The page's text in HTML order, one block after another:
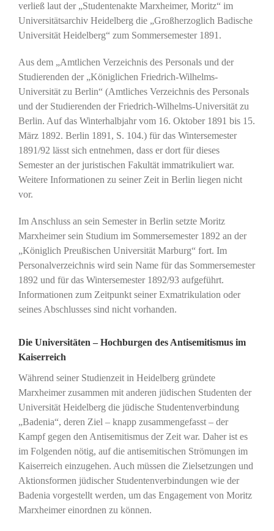
verließ laut der „Studentenakte Marxheimer, Moritz“ im
Universitätsarchiv Heidelberg die „Großherzoglich Badische
Universität Heidelberg“ zum Sommersemester 1891.
Aus dem „Amtlichen Verzeichnis des Personals und der
Studierenden der „Königlichen Friedrich-Wilhelms-
Universität zu Berlin“ (Amtliches Verzeichnis des Personals
und der Studierenden der Friedrich-Wilhelms-Universität zu
Berlin. Auf das Winterhalbjahr vom 16. Oktober 1891 bis 15.
März 1892. Berlin 1891, S. 104.) für das Wintersemester
1891/92 lässt sich entnehmen, dass er dort für dieses
Semester an der juristischen Fakultät immatrikuliert war.
Weitere Informationen zu seiner Zeit in Berlin liegen nicht
vor.
Im Anschluss an sein Semester in Berlin setzte Moritz
Marxheimer sein Studium im Sommersemester 1892 an der
„Königlich Preußischen Universität Marburg“ fort. Im
Personalverzeichnis wird sein Name für das Sommersemester
1892 und für das Wintersemester 1892/93 aufgeführt.
Informationen zum Zeitpunkt seiner Exmatrikulation oder
seines Abschlusses sind nicht vorhanden.
Die Universitäten – Hochburgen des Antisemitismus im
Kaiserreich
Während seiner Studienzeit in Heidelberg gründete
Marxheimer zusammen mit anderen jüdischen Studenten der
Universität Heidelberg die jüdische Studentenverbindung
„Badenia“, deren Ziel – knapp zusammengefasst – der
Kampf gegen den Antisemitismus der Zeit war. Daher ist es
im Folgenden nötig, auf die antisemitischen Strömungen im
Kaiserreich einzugehen. Auch müssen die Zielsetzungen und
Aktionsformen jüdischer Studentenverbindungen wie der
Badenia vorgestellt werden, um das Engagement von Moritz
Marxheimer einordnen zu können.